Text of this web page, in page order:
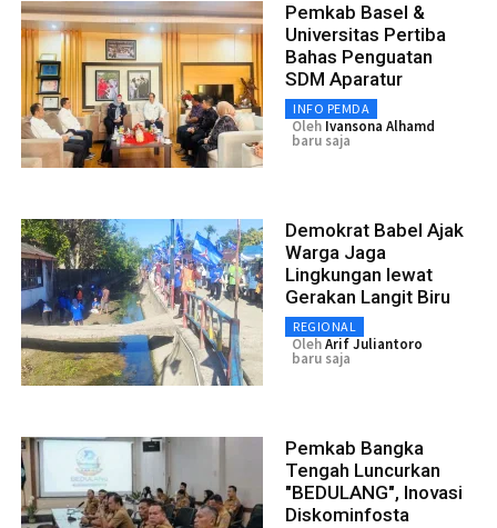
Pemkab Basel &
Universitas Pertiba
Bahas Penguatan
SDM Aparatur
INFO PEMDA
Oleh Ivansona Alhamd
baru saja
Demokrat Babel Ajak
Warga Jaga
Lingkungan lewat
Gerakan Langit Biru
REGIONAL
OlehArif Juliantoro
baru saja
Pemkab Bangka
Tengah Luncurkan
"BEDULANG", Inovasi
Diskominfosta